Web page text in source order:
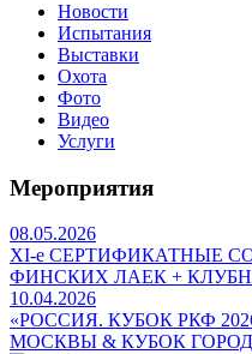
Новости
Испытания
Выставки
Охота
Фото
Видео
Услуги
Мероприятия
08.05.2026
ХI-е СЕРТИФИКАТНЫЕ
ФИНСКИХ ЛАЕК +
10.04.2026
«РОССИЯ. КУБОК РКФ
МОСКВЫ & КУБОК